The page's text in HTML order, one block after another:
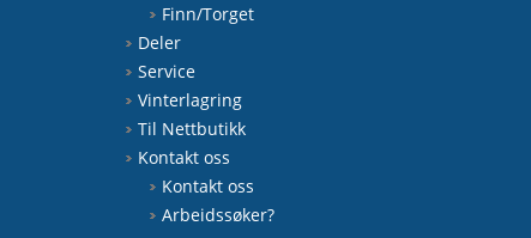
Finn/Torget
Deler
Service
Vinterlagring
Til Nettbutikk
Kontakt oss
Kontakt oss
Arbeidssøker?